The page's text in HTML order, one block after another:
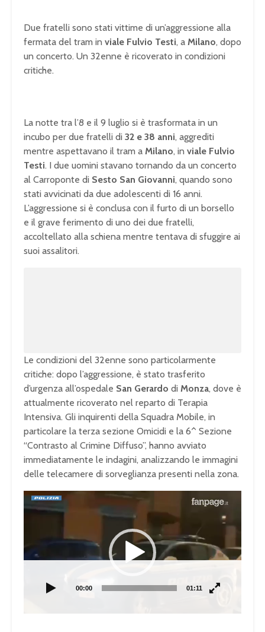
Due fratelli sono stati vittime di un’aggressione alla
fermata del tram in viale Fulvio Testi, a Milano, dopo
un concerto. Un 32enne è ricoverato in condizioni
critiche.
La notte tra l’8 e il 9 luglio si è trasformata in un
incubo per due fratelli di 32 e 38 anni, aggrediti
mentre aspettavano il tram a Milano, in viale Fulvio
Testi. I due uomini stavano tornando da un concerto
al Carroponte di Sesto San Giovanni, quando sono
stati avvicinati da due adolescenti di 16 anni.
L’aggressione si è conclusa con il furto di un borsello
e il grave ferimento di uno dei due fratelli,
accoltellato alla schiena mentre tentava di sfuggire ai
suoi assalitori.
Le condizioni del 32enne sono particolarmente
critiche: dopo l’aggressione, è stato trasferito
d’urgenza all’ospedale San Gerardo di Monza, dove è
attualmente ricoverato nel reparto di Terapia
Intensiva. Gli inquirenti della Squadra Mobile, in
particolare la terza sezione Omicidi e la 6^ Sezione
“Contrasto al Crimine Diffuso”, hanno avviato
immediatamente le indagini, analizzando le immagini
delle telecamere di sorveglianza presenti nella zona.
Video
Player
00:00 01:11